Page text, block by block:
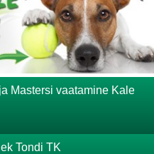
Mastersi vaatamine Kalevi
Tondi TK